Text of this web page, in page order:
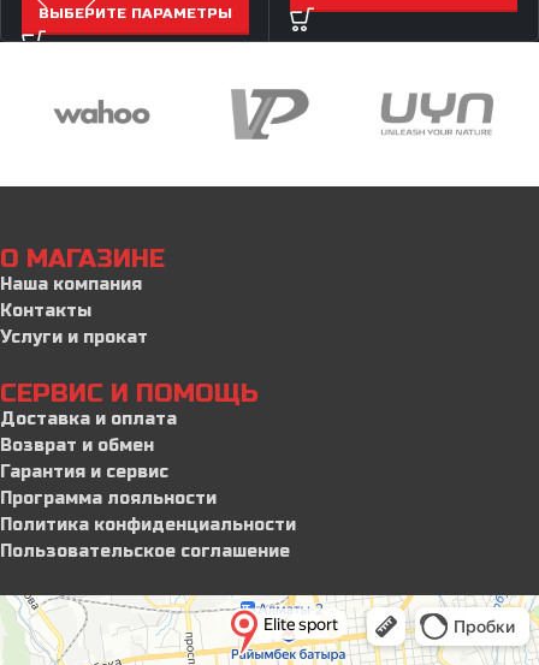
ВЫБЕРИТЕ ПАРАМЕТРЫ
О МАГАЗИНЕ
Наша компания
Контакты
Услуги и прокат
СЕРВИС И ПОМОЩЬ
Доставка и оплата
Возврат и обмен
Гарантия и сервис
Программа лояльности
Политика конфиденциальности
Пользовательское соглашение